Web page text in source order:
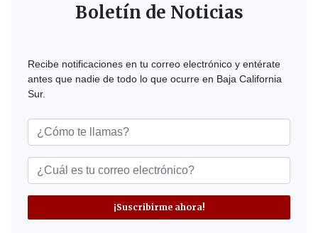
Boletín de Noticias
Recibe notificaciones en tu correo electrónico y entérate
antes que nadie de todo lo que ocurre en Baja California
Sur.
¡Suscribirme ahora!